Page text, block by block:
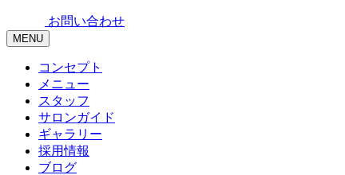
お問い合わせ
MENU
コンセプト
メニュー
スタッフ
サロンガイド
ギャラリー
採用情報
ブログ